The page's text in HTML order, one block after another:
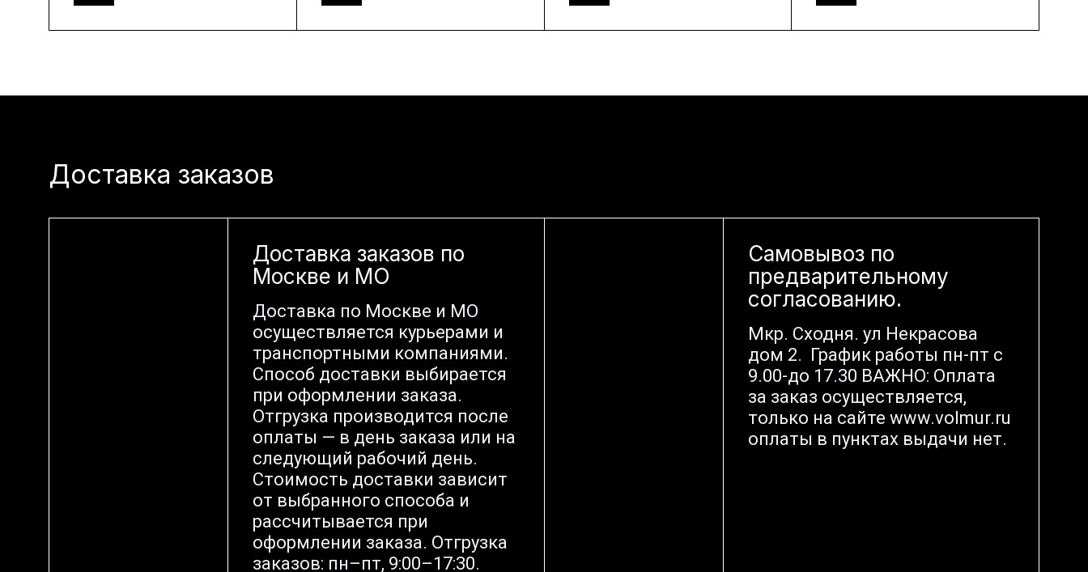
Доставка заказов
Доставка заказов по
Москве и МО
Доставка по Москве и МО
осуществляется курьерами и
транспортными компаниями.
Способ доставки выбирается
при оформлении заказа.
Отгрузка производится после
оплаты — в день заказа или на
следующий рабочий день.
Стоимость доставки зависит
от выбранного способа и
рассчитывается при
оформлении заказа. Отгрузка
заказов: пн–пт, 9:00–17:30.
Самовывоз по
предварительному
согласованию.
Мкр. Сходня. ул Некрасова
дом 2. График работы пн-пт с
9.00-до 17.30 ВАЖНО: Оплата
за заказ осуществляется,
только на сайте www.volmur.ru
оплаты в пунктах выдачи нет.